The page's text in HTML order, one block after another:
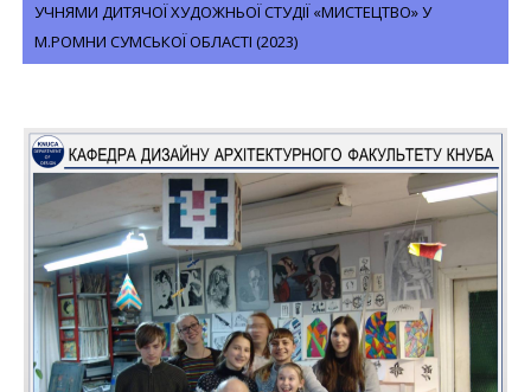
УЧНЯМИ ДИТЯЧОЇ ХУДОЖНЬОЇ СТУДІЇ «МИСТЕЦТВО» У
М.РОМНИ СУМСЬКОЇ ОБЛАСТІ (2023)